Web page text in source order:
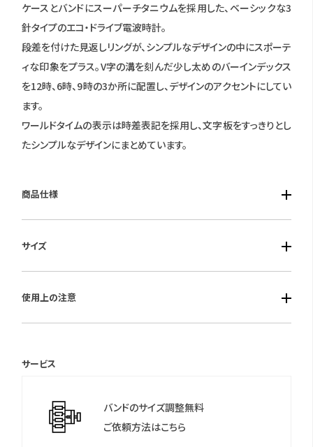
ケースとバンドにスーパーチタニウムを採用した、ベーシックな3
針タイプのエコ・ドライブ電波時計。
段差を付けた見返しリングが、シンプルなデザインの中にスポーテ
ィな印象をプラス。V字の溝を刻んだ少し太めのバーインデックス
を12時、6時、9時の3か所に配置し、デザインのアクセントにしてい
ます。
ワールドタイムの表示は時差表記を採用し、文字板をすっきりとし
たシンプルなデザインにまとめています。
商品仕様
ンカーバイド）
■風防素材：サファイアガラス（無反射コーティング）
■仕様：エコ・ドライブ電波時計・充電残量表示機能・充電警告機
(パワーセーブ作動時)・日中米欧電波受信・受信局自動選択機
付表示・ダイレクトフライト・ワールドタイム機能(26時差)・サマー
タイム機能・パーフェックス(JIS1種耐磁、衝撃検知機能、針自動
サイズ
■重さ：81ｇ
使用上の注意
＊シチズンのウェブサイトより「MY CITIZEN」にお買い上げの腕時
利用いただけます。
サービス
バンドのサイズ調整無料
ご依頼方法はこちら